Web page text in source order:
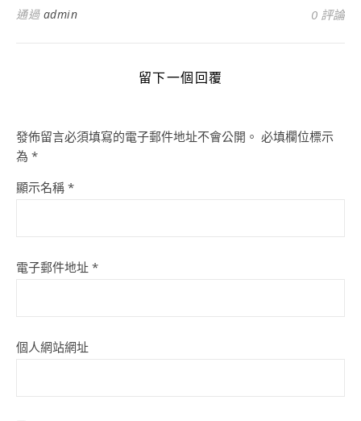
通過 admin 0 評論
留下一個回覆
發佈留言必須填寫的電子郵件地址不會公開。 必填欄位標示
為 *
顯示名稱 *
電子郵件地址 *
個人網站網址